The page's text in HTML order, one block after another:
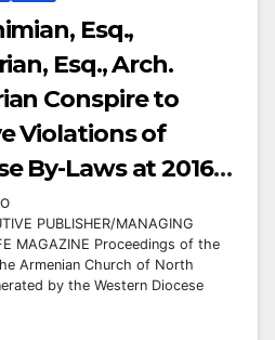
Esq.,
Esq., Arch.
Conspire to
Violations of
By-Laws at 2016
in Las Vegas?
PUBLISHER/MANAGING
MAGAZINE Proceedings of the
Armenian Church of North
by the Western Diocese